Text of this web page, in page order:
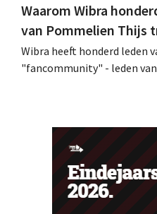
Waarom Wibra
van Pommelien Thijs
Wibra heeft honderd leden
"fancommunity" - leden
uitbouwen.